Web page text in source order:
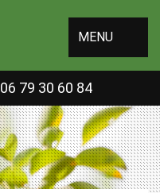
MENU
06 79 30 60 84